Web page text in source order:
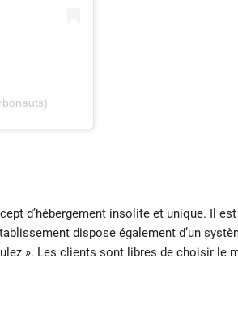
d’hébergement insolite et unique. Il
dispose également d’un
». Les clients sont libres de choisir le